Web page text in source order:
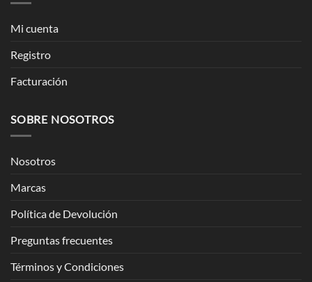
Mi cuenta
Registro
Facturación
SOBRE NOSOTROS
Nosotros
Marcas
Política de Devolución
Preguntas frecuentes
Términos y Condiciones